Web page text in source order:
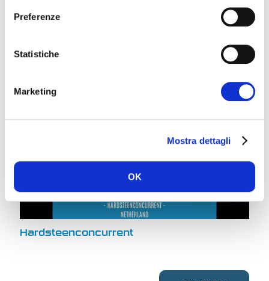
Preferenze
Statistiche
Marketing
Mostra dettagli
OK
Hardsteenconcurrent